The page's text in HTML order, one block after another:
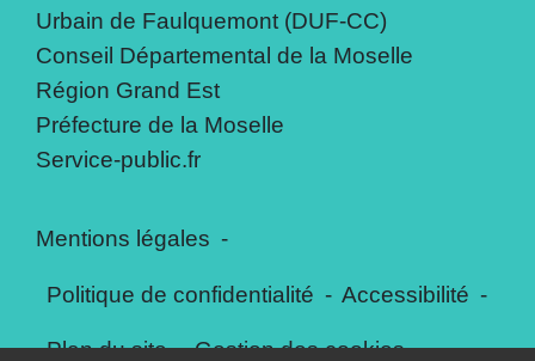
Urbain de Faulquemont (DUF-CC)
Conseil Départemental de la Moselle
Région Grand Est
Préfecture de la Moselle
Service-public.fr
Mentions légales -
Politique de confidentialité - Accessibilité -
Plan du site - Gestion des cookies